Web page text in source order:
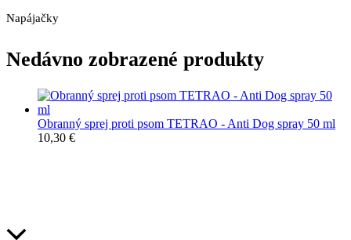
Napájačky
Nedávno zobrazené produkty
Obranný sprej proti psom TETRAO - Anti Dog spray 50 ml
10,30 €